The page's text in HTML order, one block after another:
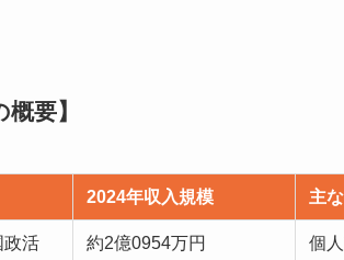
要】
2024年収入規模 主
政活 約2億0954万円 個